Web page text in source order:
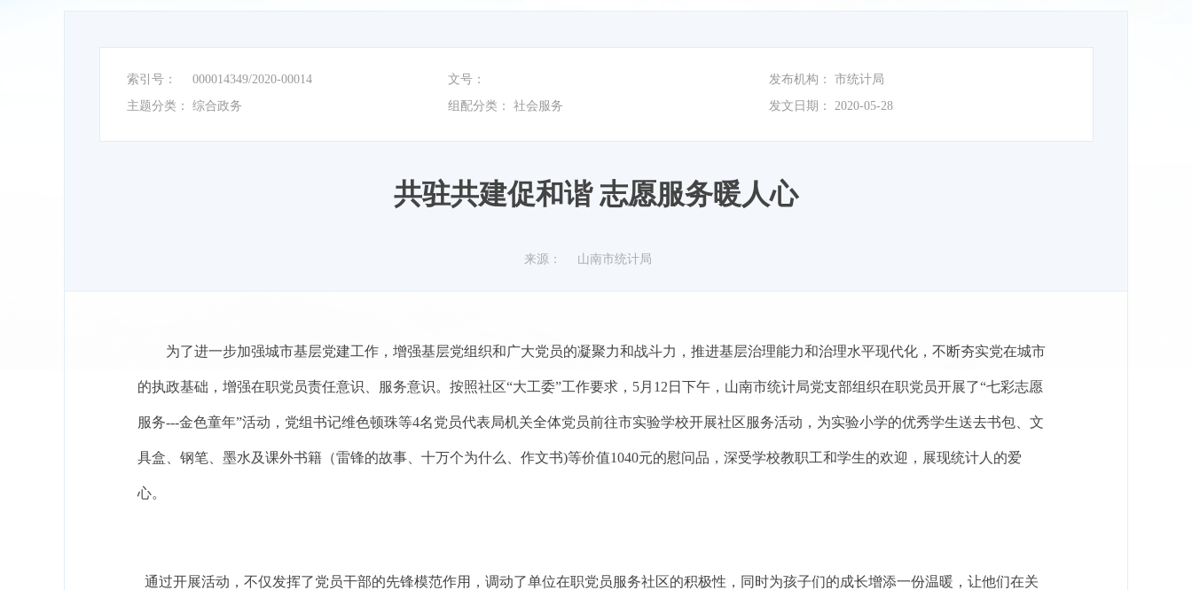
索引号： 000014349/2020-00014 文号： 发布机构：
市统计局
主题分类：
综合政务 组配分类： 社会服务 发文日期： 2020-05-28
共驻共建促和谐 志愿服务暖人心
来源： 山南市统计局
为了进一步加强城市基层党建工作，增强基层党组织和广大党员的凝聚力和战斗力，推进基层治理能力和治理水平现代化，不断夯实党在城市
的执政基础，增强在职党员责任意识、服务意识。按照社区“大工委”工作要求，5月12日下午，山南市统计局党支部组织在职党员开展了“七彩志愿
服务---金色童年”活动，党组书记维色顿珠等4名党员代表局机关全体党员前往市实验学校开展社区服务活动，为实验小学的优秀学生送去书包、文
具盒、钢笔、墨水及课外书籍（雷锋的故事、十万个为什么、作文书)等价值1040元的慰问品，深受学校教职工和学生的欢迎，展现统计人的爱
心。
通过开展活动，不仅发挥了党员干部的先锋模范作用，调动了单位在职党员服务社区的积极性，同时为孩子们的成长增添一份温暖，让他们在关